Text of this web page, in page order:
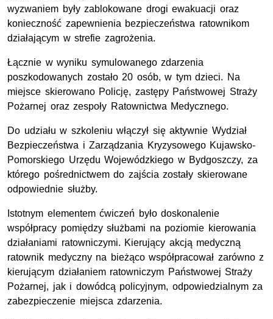
wyzwaniem były zablokowane drogi ewakuacji oraz
konieczność zapewnienia bezpieczeństwa ratownikom
działającym w strefie zagrożenia.
Łącznie w wyniku symulowanego zdarzenia
poszkodowanych zostało 20 osób, w tym dzieci. Na
miejsce skierowano Policję, zastępy Państwowej Straży
Pożarnej oraz zespoły Ratownictwa Medycznego.
Do udziału w szkoleniu włączył się aktywnie Wydział
Bezpieczeństwa i Zarządzania Kryzysowego Kujawsko-
Pomorskiego Urzędu Wojewódzkiego w Bydgoszczy, za
którego pośrednictwem do zajścia zostały skierowane
odpowiednie służby.
Istotnym elementem ćwiczeń było doskonalenie
współpracy pomiędzy służbami na poziomie kierowania
działaniami ratowniczymi. Kierujący akcją medyczną
ratownik medyczny na bieżąco współpracował zarówno z
kierującym działaniem ratowniczym Państwowej Straży
Pożarnej, jak i dowódcą policyjnym, odpowiedzialnym za
zabezpieczenie miejsca zdarzenia.